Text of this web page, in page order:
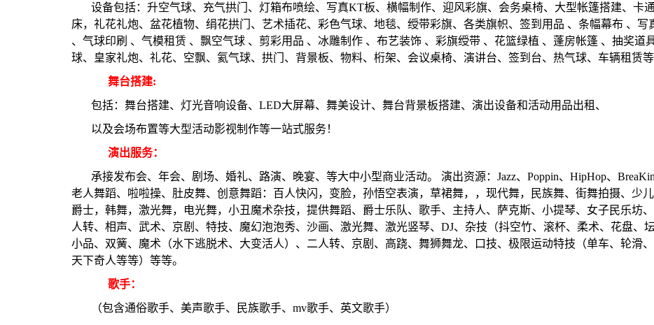
设备包括：升空气球、充气拱门、灯箱布喷绘、写真KT板、横幅制作、迎风彩旗、会务桌椅、大型帐篷搭建、卡
床，礼花礼炮、盆花植物、绢花拱门、艺术插花、彩色气球、地毯、绶带彩旗、各类旗帜、签到用品 、条幅幕布 、
、气球印刷 、气模租赁 、飘空气球 、剪彩用品 、冰雕制作 、布艺装饰 、彩旗绶带 、花篮绿植 、蓬房帐篷 、抽奖道
球、皇家礼炮、礼花、空飘、氦气球、拱门、背景板、物料、桁架、会议桌椅、演讲台、签到台、热气球、车辆租赁
舞台搭建:
包括：舞台搭建、灯光音响设备、LED大屏幕、舞美设计、舞台背景板搭建、演出设备和活动用品出租、
以及会场布置等大型活动影视制作等一站式服务！
演出服务：
承接发布会、年会、剧场、婚礼、路演、晚宴、等大中小型商业活动。 演出资源：Jazz、Poppin、HipHop、
老人舞蹈、啦啦操、肚皮舞、创意舞蹈：百人快闪，变脸，孙悟空表演，草裙舞，，现代舞，民族舞、街舞拍摄、少
爵士，韩舞，激光舞，电光舞，小丑魔术杂技，提供舞蹈、爵士乐队、歌手、主持人、萨克斯、小提琴、女子民乐坊
人转、相声、武术、京剧、特技、魔幻泡泡秀、沙画、激光舞、激光竖琴、DJ、杂技（抖空竹、滚杯、柔术、花盘、
小品、双簧、魔术（水下逃脱术、大变活人）、二人转、京剧、高跷、舞狮舞龙、口技、极限运动特技（单车、轮滑
天下奇人等等）等等。
歌手：
（包含通俗歌手、美声歌手、民族歌手、mv歌手、英文歌手）